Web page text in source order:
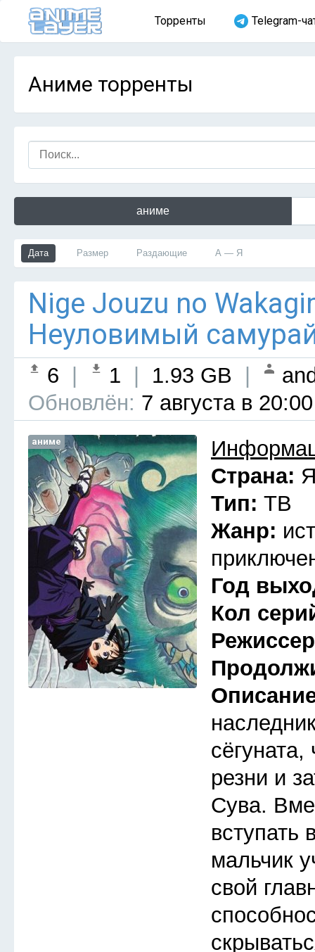
Торренты Telegram-
Аниме торренты
аниме
Дата Размер Раздающие А — Я
Nige Jouzu no
Неуловимый
6 1 1.93 GB
Обновлён: 7 августа в 20:00
аниме
Страна:
Тип: ТВ
Жанр:
Год
Кол
резни и
Сува.
вступать
мальчик
свой